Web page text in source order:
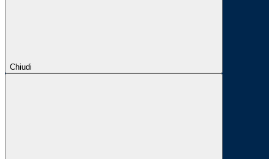
Chiudi